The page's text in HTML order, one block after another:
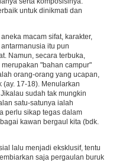
untuk dinikmati dan
macam sifat, karakter,
itu pun
Namun, secara terbuka,
"bahan campur"
orang-orang yang ucapan,
17-18). Menularkan
sudah tak mungkin
satu-satunya ialah
perlu sikap tegas dalam
kawan bergaul kita (bdk.
lalu menjadi eksklusif, tentu
saja pergaulan buruk